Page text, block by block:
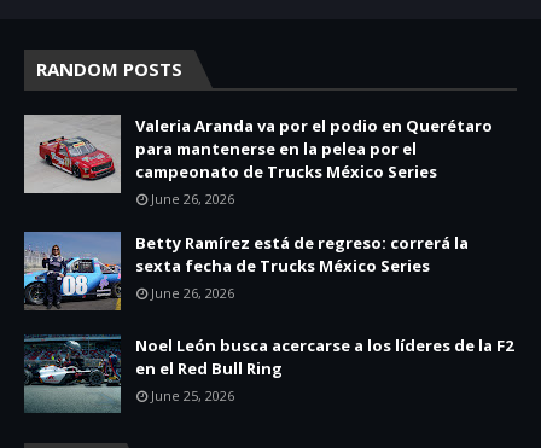
RANDOM POSTS
Valeria Aranda va por el podio en Querétaro
para mantenerse en la pelea por el
campeonato de Trucks México Series
June 26, 2026
Betty Ramírez está de regreso: correrá la
sexta fecha de Trucks México Series
June 26, 2026
Noel León busca acercarse a los líderes de la F2
en el Red Bull Ring
June 25, 2026